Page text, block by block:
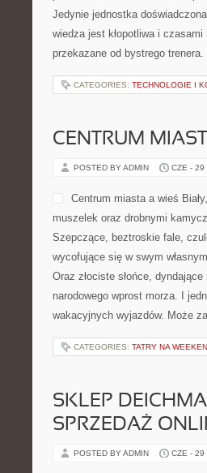
Jedynie jednostka
wiedza jest kłopotliwa i
przekazane od bystrego
CATEGORIES: TECHNOLOGIE I
CENTRUM
POSTED BY ADMIN CZE - 29
Centrum miasta a wieś
muszelek oraz drobnymi
Szepczące, beztroskie fale,
wycofujące się w swym
Oraz złociste słońce,
narodowego wprost morza. I
wakacyjnych wyjazdów. Może
CATEGORIES: TATRY NA
SKLEP
SPRZEDAŻ
POSTED BY ADMIN CZE - 29